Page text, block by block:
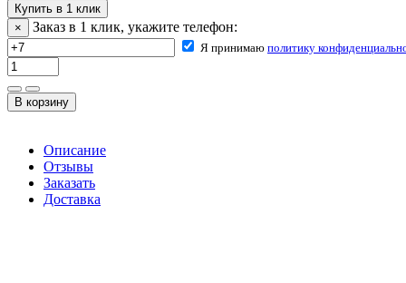
Купить в 1 клик
×
Заказ в 1 клик, укажите телефон:
Я принимаю политику
Описание
Отзывы
Заказать
Доставка